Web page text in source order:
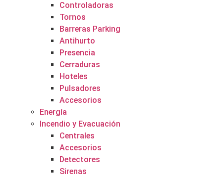
Controladoras
Tornos
Barreras Parking
Antihurto
Presencia
Cerraduras
Hoteles
Pulsadores
Accesorios
Energía
Incendio y Evacuación
Centrales
Accesorios
Detectores
Sirenas